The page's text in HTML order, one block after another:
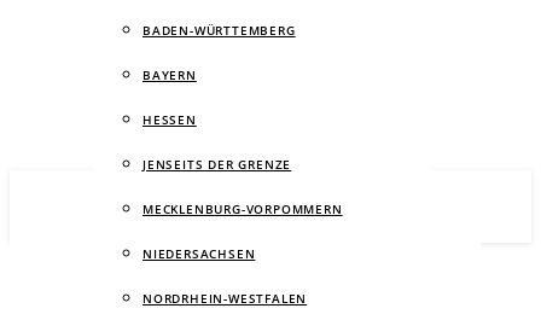
BADEN-WÜRTTEMBERG
BAYERN
HESSEN
JENSEITS DER GRENZE
MECKLENBURG-VORPOMMERN
NIEDERSACHSEN
NORDRHEIN-WESTFALEN